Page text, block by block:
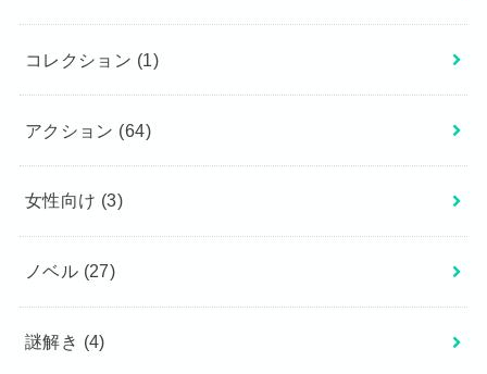
コレクション (1)
アクション (64)
女性向け (3)
ノベル (27)
謎解き (4)